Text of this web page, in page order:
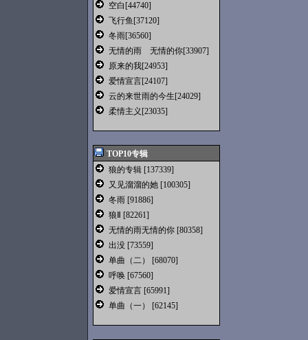
空白 [44740]
飞行鱼 [37120]
冬雨[36560]
无情的雨 无情的你[33907]
原来的我[24953]
爱情宣言[24107]
云的来世雨的今生[24029]
柔情主义 [23035]
TOP10专辑
狼的专辑 [137339]
又见溜溜的她 [100305]
冬雨 [91886]
狼Ⅱ
[82261]
无情的雨无情的你 [80358]
出没 [73559]
单曲（二）
[68070]
呼唤 [67560]
爱情宣言 [65991]
单曲（一）
[62145]